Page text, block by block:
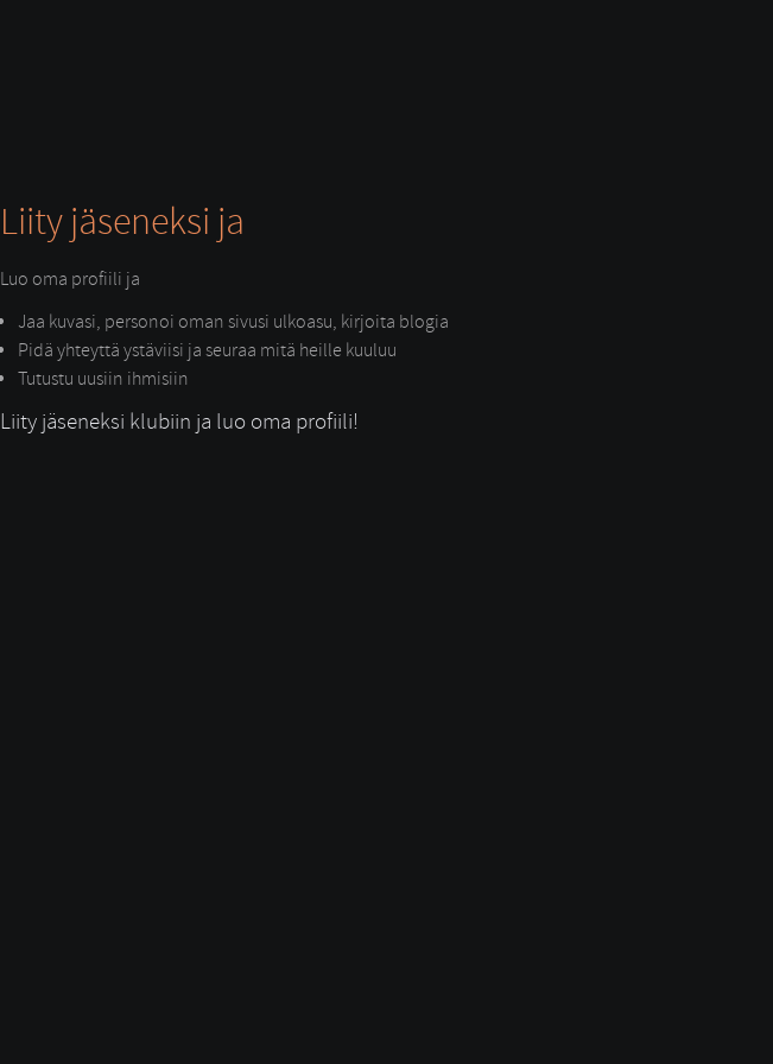
Liity jäseneksi ja
Luo oma profiili ja
Jaa kuvasi, personoi oman sivusi ulkoasu, kirjoita blogia
Pidä yhteyttä ystäviisi ja seuraa mitä heille kuuluu
Tutustu uusiin ihmisiin
Liity jäseneksi klubiin ja luo oma profiili!